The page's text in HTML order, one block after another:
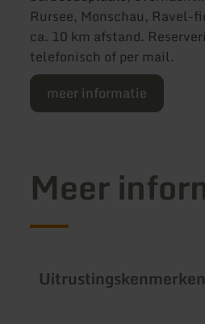
Rursee, Monschau, Ravel-
ca. 10 km afstand.
telefonisch of per mail.
meer informatie
Meer
Uitrustingskenmerken